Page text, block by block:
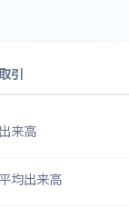
引
出来高
平均出来高